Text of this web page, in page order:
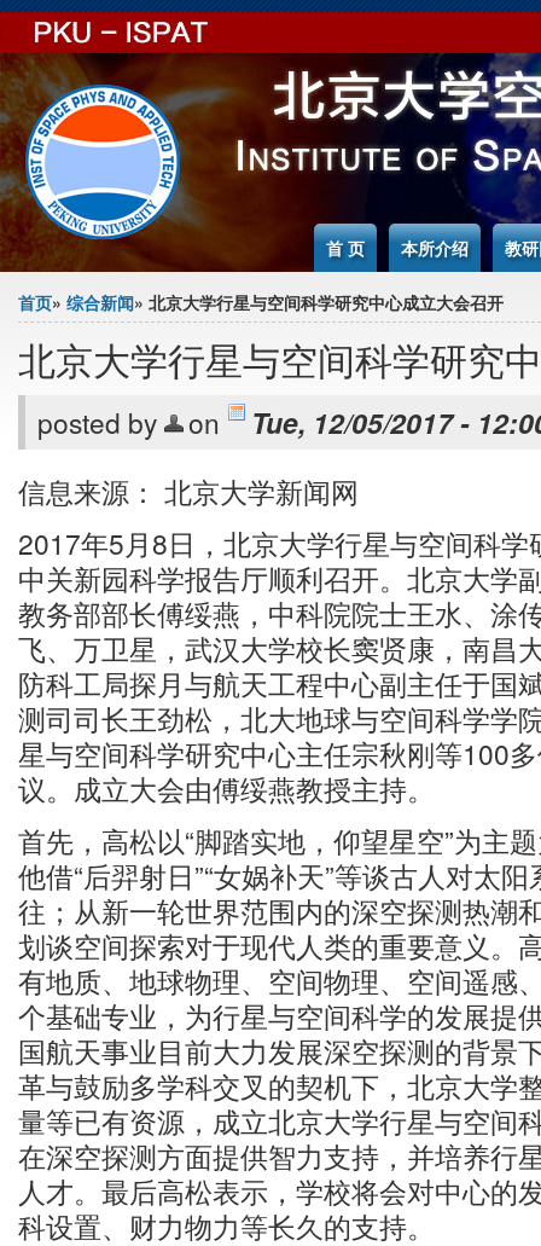
Jump to Content
首 页 本所介绍 教
You are here
首页» 综合新闻» 北京大学行星与空间科学研究中心成立大会召开
北京大学行星与空间科学研究
posted by on Tue, 12/05/2017 -
信息来源： 北京大学新闻网
2017年5月8日，北京大学行星与空间科
中关新园科学报告厅顺利召开。北京大学
教务部部长傅绥燕，中科院院士王水、涂
飞、万卫星，武汉大学校长窦贤康，南昌
防科工局探月与航天工程中心副主任于国
测司司长王劲松，北大地球与空间科学学
星与空间科学研究中心主任宗秋刚等100
议。成立大会由傅绥燕教授主持。
首先，高松以“脚踏实地，仰望星空”为主
他借“后羿射日”“女娲补天”等谈古人对太
往；从新一轮世界范围内的深空探测热潮
划谈空间探索对于现代人类的重要意义。
有地质、地球物理、空间物理、空间遥感
个基础专业，为行星与空间科学的发展提
国航天事业目前大力发展深空探测的背景
革与鼓励多学科交叉的契机下，北京大学
量等已有资源，成立北京大学行星与空间
在深空探测方面提供智力支持，并培养行
人才。最后高松表示，学校将会对中心的
科设置、财力物力等长久的支持。